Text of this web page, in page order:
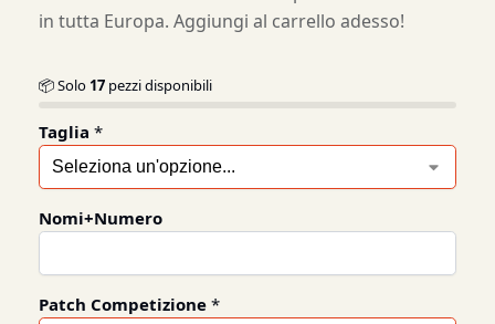
in tutta Europa. Aggiungi al carrello adesso!
📦 Solo 17 pezzi disponibili
Taglia *
Nomi+Numero
Patch Competizione *